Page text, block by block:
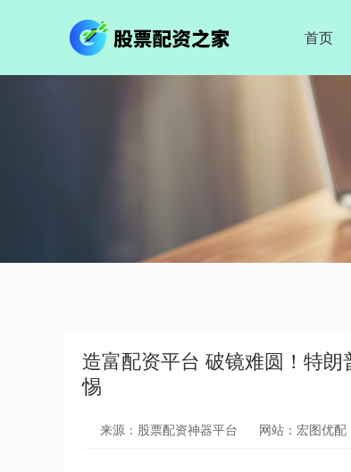
首页
造富配资平台 破镜难圆！特
惕
来源：股票配资神器平台 网站：宏图优配